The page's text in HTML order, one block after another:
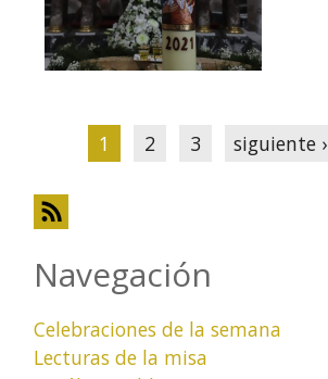
Páginas
1 2 3 siguiente ›
Navegación
Celebraciones de la semana
Lecturas de la misa